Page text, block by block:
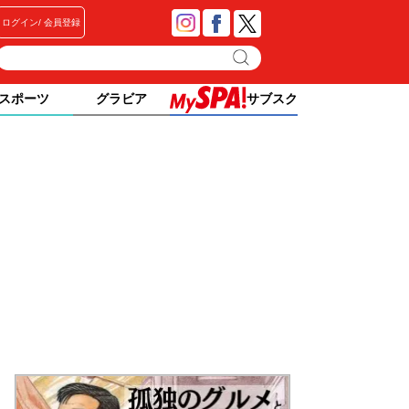
ログイン 会員登録
ポーツ グラビア サブスク